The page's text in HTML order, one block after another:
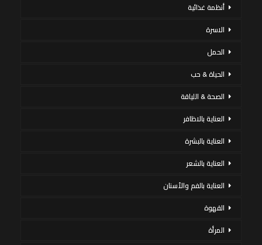
أنظمة غذائية
الاسرة
الحمل
الحياة & حب
الصحة & اللياقة
العناية بالاظافر
العناية بالبشرة
العناية بالشعر
العناية بالفم والأسنان
القهوة
المرأة